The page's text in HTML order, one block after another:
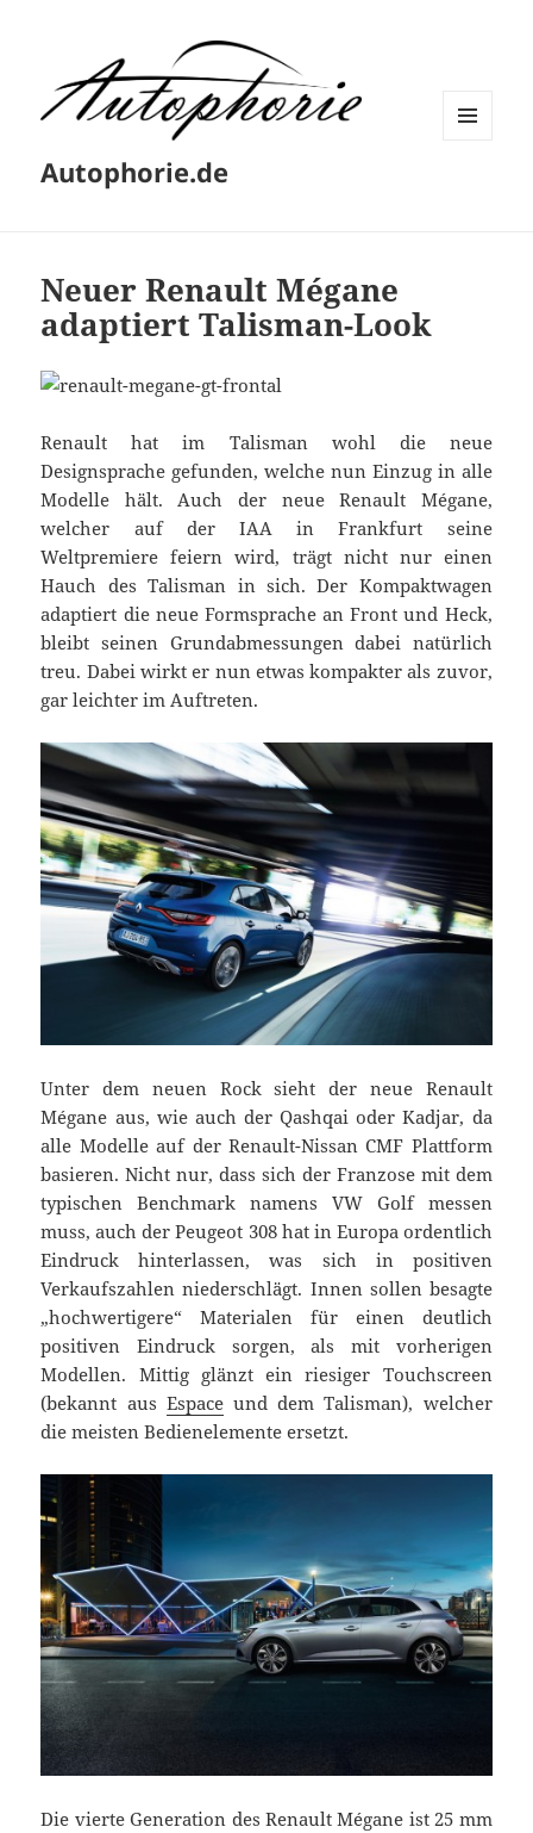
Autophorie.de
Neuer Renault Mégane
adaptiert Talisman-Look
Renault hat im Talisman wohl die neue
Designsprache gefunden, welche nun Einzug in alle
Modelle hält. Auch der neue Renault Mégane,
welcher auf der IAA in Frankfurt seine
Weltpremiere feiern wird, trägt nicht nur einen
Hauch des Talisman in sich. Der Kompaktwagen
adaptiert die neue Formsprache an Front und Heck,
bleibt seinen Grundabmessungen dabei natürlich
treu. Dabei wirkt er nun etwas kompakter als zuvor,
gar leichter im Auftreten.
Unter dem neuen Rock sieht der neue Renault
Mégane aus, wie auch der Qashqai oder Kadjar, da
alle Modelle auf der Renault-Nissan CMF Plattform
basieren. Nicht nur, dass sich der Franzose mit dem
typischen Benchmark namens VW Golf messen
muss, auch der Peugeot 308 hat in Europa ordentlich
Eindruck hinterlassen, was sich in positiven
Verkaufszahlen niederschlägt. Innen sollen besagte
„hochwertigere“ Materialen für einen deutlich
positiven Eindruck sorgen, als mit vorherigen
Modellen. Mittig glänzt ein riesiger Touchscreen
(bekannt aus Espaceund dem Talisman), welcher
die meisten Bedienelemente ersetzt.
Die vierte Generation des Renault Mégane ist 25 mm